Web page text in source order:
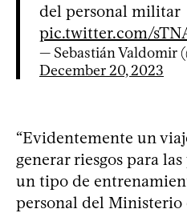
del personal militar
pic.twitter.com/
— Sebastián Valdomir
December 20, 2023
“Evidentemente un
generar riesgos para
un tipo de
personal del Ministerio